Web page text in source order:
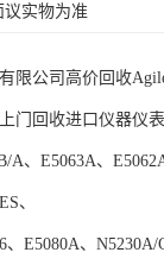
议实物为准
限公司高价回收
门回收进口仪器仪表
A、E5063A、E5062A
、
E5080A、N5230A/C